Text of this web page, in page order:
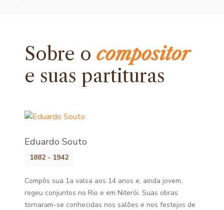
Sobre ocompositor
e suas partituras
Eduardo Souto
1882 - 1942
Compôs sua 1a valsa aos 14 anos e, ainda jovem,
regeu conjuntos no Rio e em Niterói. Suas obras
tornaram-se conhecidas nos salões e nos festejos de